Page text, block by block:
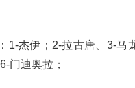
1-杰伊；2-拉古唐、3-
门迪奥拉；